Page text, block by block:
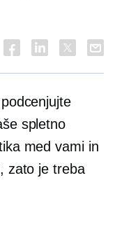
spletno
med vami in
zato je treba